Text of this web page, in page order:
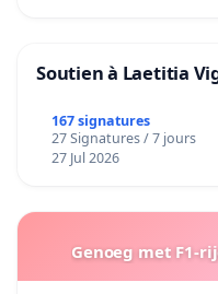
Soutien à Laetitia
167 signatures
27 Signatures / 7 jours
27 Jul 2026
Genoeg met F1-